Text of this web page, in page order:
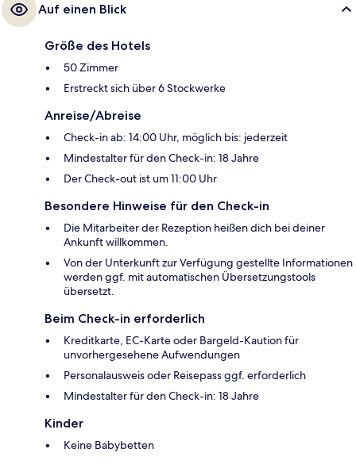
Auf einen Blick
Größe des Hotels
50 Zimmer
Erstreckt sich über 6 Stockwerke
Anreise/Abreise
Check-in ab: 14:00 Uhr, möglich bis: jederzeit
Mindestalter für den Check-in: 18 Jahre
Der Check-out ist um 11:00 Uhr
Besondere Hinweise für den Check-in
Die Mitarbeiter der Rezeption heißen dich bei deiner
Ankunft willkommen.
Von der Unterkunft zur Verfügung gestellte Informationen
werden ggf. mit automatischen Übersetzungstools
übersetzt.
Beim Check-in erforderlich
Kreditkarte, EC-Karte oder Bargeld-Kaution für
unvorhergesehene Aufwendungen
Personalausweis oder Reisepass ggf. erforderlich
Mindestalter für den Check-in: 18 Jahre
Kinder
Keine Babybetten